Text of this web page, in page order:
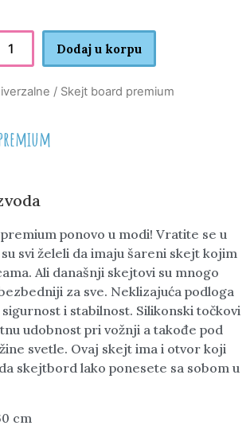
Dodaj u korpu
/ Skejt board premium
ponovo u modi! Vratite se u
svi želeli da imaju šareni skejt kojim
Ali današnji skejtovi su mnogo
za sve. Neklizajuća podloga
i stabilnost. Silikonski točkovi
udobnost pri vožnji a takođe pod
svetle. Ovaj skejt ima i otvor koji
skejtbord lako ponesete sa sobom u
cm